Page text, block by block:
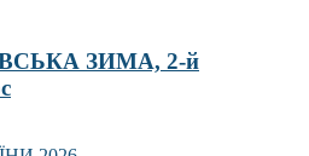
ЗИМА, 2-й